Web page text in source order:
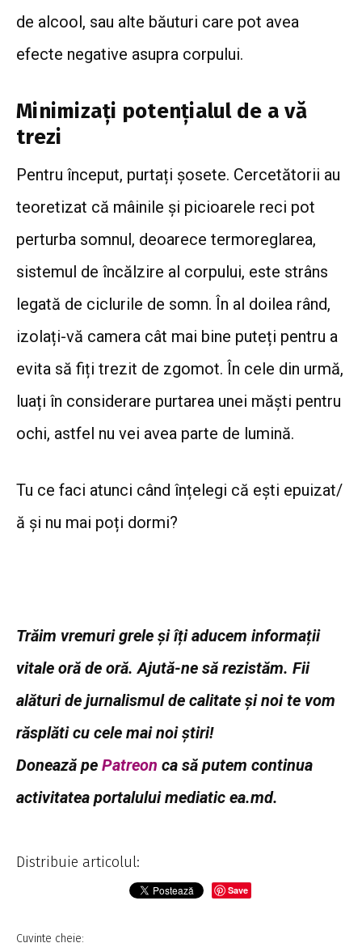
de alcool, sau alte băuturi care pot avea
efecte negative asupra corpului.
Minimizați potențialul de a vă
trezi
Pentru început, purtați șosete. Cercetătorii au
teoretizat că mâinile și picioarele reci pot
perturba somnul, deoarece termoreglarea,
sistemul de încălzire al corpului, este strâns
legată de ciclurile de somn. În al doilea rând,
izolați-vă camera cât mai bine puteți pentru a
evita să fiți trezit de zgomot. În cele din urmă,
luați în considerare purtarea unei măști pentru
ochi, astfel nu vei avea parte de lumină.
Tu ce faci atunci când înțelegi că ești epuizat/
ă și nu mai poți dormi?
Trăim vremuri grele și îți aducem informații
vitale oră de oră. Ajută-ne să rezistăm. Fii
alături de jurnalismul de calitate și noi te vom
răsplăti cu cele mai noi știri!
Donează pe Patreon ca să putem continua
activitatea portalului mediatic ea.md.
Distribuie articolul:
Save
Cuvinte cheie: